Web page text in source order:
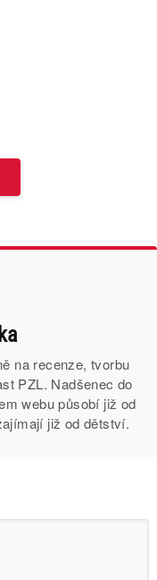
na recenze, tvorbu
PZL. Nadšenec do
webu působí již od
již od dětství.